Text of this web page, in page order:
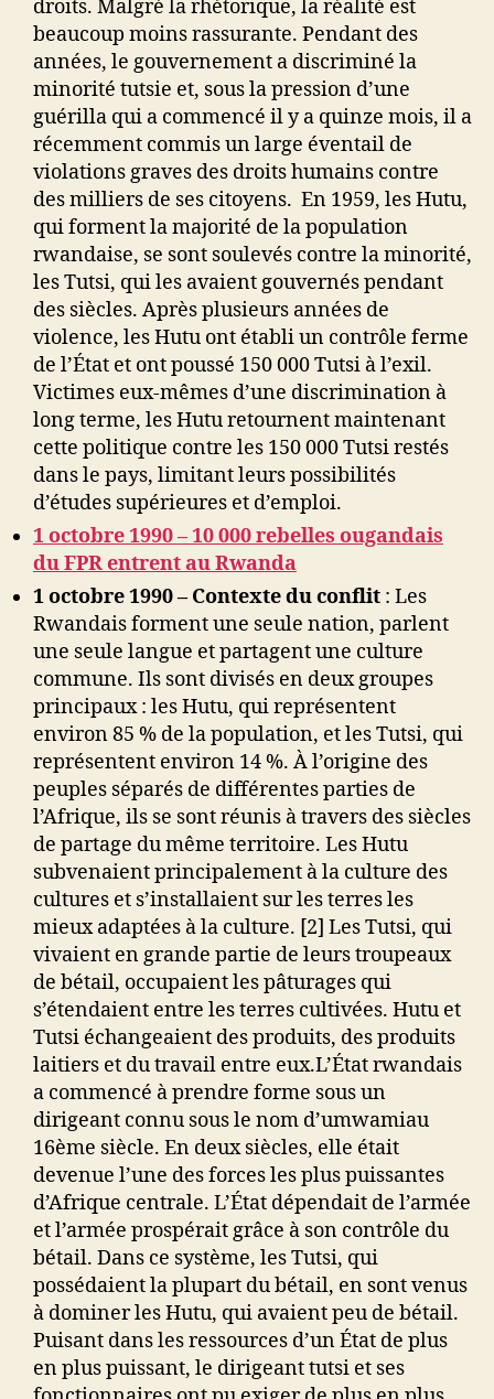
droits. Malgré la rhétorique, la réalité est
beaucoup moins rassurante. Pendant des
années, le gouvernement a discriminé la
minorité tutsie et, sous la pression d’une
guérilla qui a commencé il y a quinze mois, il a
récemment commis un large éventail de
violations graves des droits humains contre
des milliers de ses citoyens. En 1959, les Hutu,
qui forment la majorité de la population
rwandaise, se sont soulevés contre la minorité,
les Tutsi, qui les avaient gouvernés pendant
des siècles. Après plusieurs années de
violence, les Hutu ont établi un contrôle ferme
de l’État et ont poussé 150 000 Tutsi à l’exil.
Victimes eux-mêmes d’une discrimination à
long terme, les Hutu retournent maintenant
cette politique contre les 150 000 Tutsi restés
dans le pays, limitant leurs possibilités
d’études supérieures et d’emploi.
1 octobre 1990 – 10 000 rebelles ougandais
du FPR entrent au Rwanda
1 octobre 1990 – Contexte du conflit : Les
Rwandais forment une seule nation, parlent
une seule langue et partagent une culture
commune. Ils sont divisés en deux groupes
principaux : les Hutu, qui représentent
environ 85 % de la population, et les Tutsi, qui
représentent environ 14 %. À l’origine des
peuples séparés de différentes parties de
l’Afrique, ils se sont réunis à travers des siècles
de partage du même territoire. Les Hutu
subvenaient principalement à la culture des
cultures et s’installaient sur les terres les
mieux adaptées à la culture. [2] Les Tutsi, qui
vivaient en grande partie de leurs troupeaux
de bétail, occupaient les pâturages qui
s’étendaient entre les terres cultivées. Hutu et
Tutsi échangeaient des produits, des produits
laitiers et du travail entre eux.L’État rwandais
a commencé à prendre forme sous un
dirigeant connu sous le nom d’umwamiau
16ème siècle. En deux siècles, elle était
devenue l’une des forces les plus puissantes
d’Afrique centrale. L’État dépendait de l’armée
et l’armée prospérait grâce à son contrôle du
bétail. Dans ce système, les Tutsi, qui
possédaient la plupart du bétail, en sont venus
à dominer les Hutu, qui avaient peu de bétail.
Puisant dans les ressources d’un État de plus
en plus puissant, le dirigeant tutsi et ses